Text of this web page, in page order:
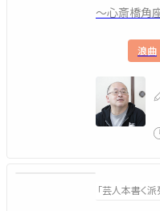
～心斎橋角
浪曲
「芸人本書く